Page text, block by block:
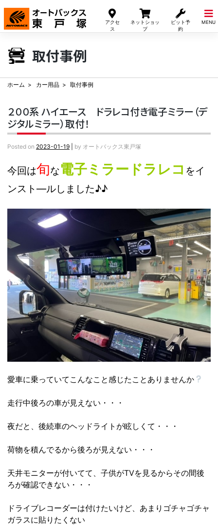
アクセ
ス
ネットショッ
プ
ピット予
約
MENU
Skip
content
取付事例
ホーム カー用品 取付事例
２００系 ハイエース ドラレコ付き電子ミラー（デ
ジタルミラー）取付！
Posted on 2023-01-19 by オートバックス東戸塚
今回は旬な電子ミラードラレコ をイ
ンスト―ルしました♪♪
愛車に乗っていてこんなこと感じたことありませんか
走行中後ろの車が見えない・・・
夜だと、後続車のヘッドライトが眩しくて・・・
荷物を積んでるから後ろが見えない・・・
天井モニターが付いてて、子供がTVを見るからその間後
ろが確認できない・・・
ドライブレコーダーは付けたいけど、あまりゴチャゴチャ
ガラスに貼りたくない